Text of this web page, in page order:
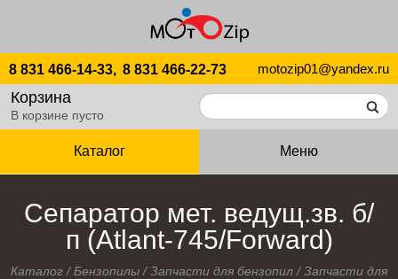
8 831 466-14-33, 8 831 466-22-73 motozip01@yandex.ru
Корзина
В корзине пусто
Каталог Меню
Сепаратор мет. ведущ.зв. б/
п (Atlant-745/Forward)
Каталог /Бензопилы /Запчасти для бензопил /Запчасти для